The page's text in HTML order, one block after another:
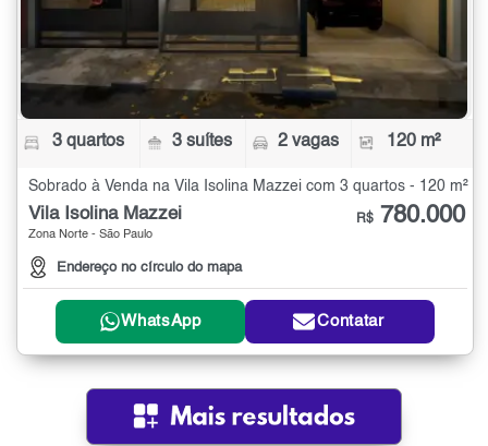
3 quartos 3 suítes 2 vagas 120 m²
Sobrado à Venda na Vila Isolina Mazzei com 3 quartos - 120 m²
Vila Isolina Mazzei
Zona Norte - São Paulo
Endereço no círculo do mapa
R$ 780.000
WhatsApp Contatar